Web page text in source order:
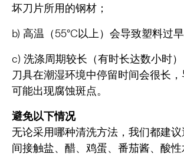
坏刀片所用的钢材；
b) 高温（55°C以上）会导致塑料过早
c) 洗涤周期较长（有时长达数小时
刀具在潮湿环境中停留时间会很长
可能出现腐蚀斑点。
避免以下情况
无论采用哪种清洗方法，我们都建
间接触盐、醋、鸡蛋、番茄酱、酸